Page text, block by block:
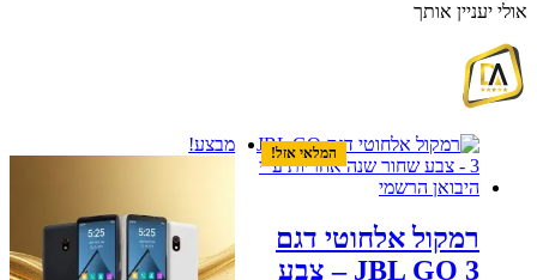
אולי יעניין אותך
המלאי אזל!
רמקול אלחוטי דגם
JBL GO 3 – צבע
מבצע!